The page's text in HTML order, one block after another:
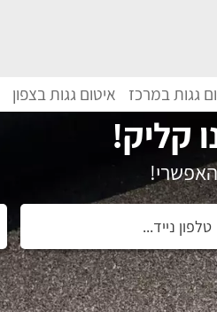
גגות במרכז איטום גגות בצפון
קליק!